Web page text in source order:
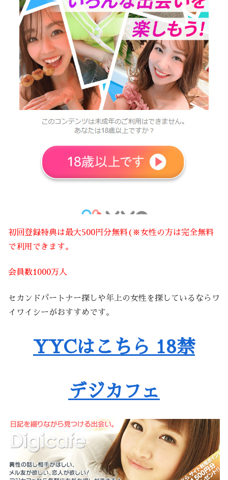
初回登録特典は最大500円分無料(※女性の方は完全無料
で利用できます。
会員数1000万人
セカンドパートナー探しや年上の女性を探しているならワ
イワイシーがおすすめです。
YYCはこちら 18禁
デジカフェ